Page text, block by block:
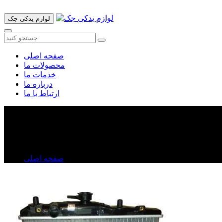
لوازم یدکی جک
صفحه اصلی
محصولات ما
خدمات ما
درباره ما
ارتباط با ما
صفحه اصلی